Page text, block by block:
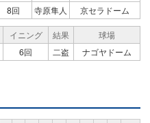
8回 寺原隼人 京セラドーム
イニング 結果
球場
6回 二盗 ナゴヤドーム